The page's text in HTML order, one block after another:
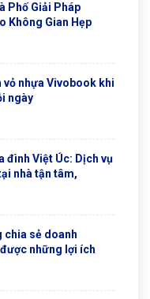
Phố Giải Pháp
Không Gian Hẹp
vỏ nhựa Vivobook khi
ngày
đình Việt Úc: Dịch vụ
nhà tận tâm,
chia sẻ doanh
những lợi ích